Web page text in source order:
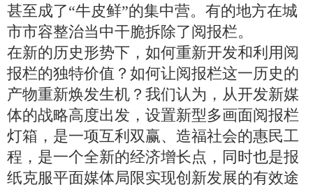
甚至成了“牛皮鲜”的集中营。有的地方在城
市市容整治当中干脆拆除了阅报栏。
在新的历史形势下，如何重新开发和利用阅
报栏的独特价值？如何让阅报栏这一历史的
产物重新焕发生机？我们认为，从开发新媒
体的战略高度出发，设置新型多画面阅报栏
灯箱，是一项互利双赢、造福社会的惠民工
程，是一个全新的经济增长点，同时也是报
纸克服平面媒体局限实现创新发展的有效途